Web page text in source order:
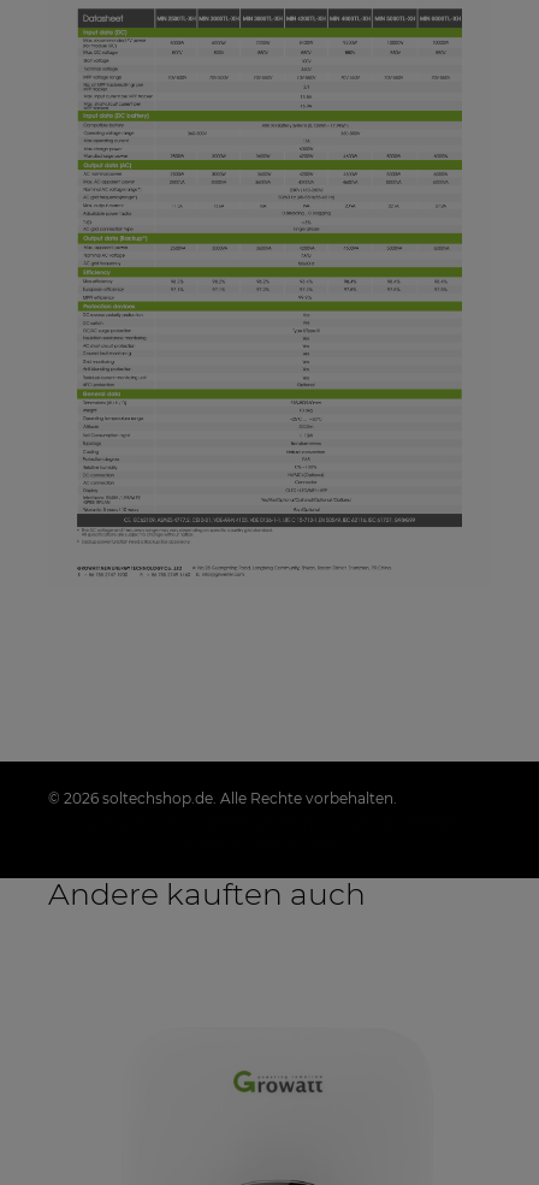
© 2026 soltechshop.de. Alle Rechte vorbehalten.
Andere kauften auch